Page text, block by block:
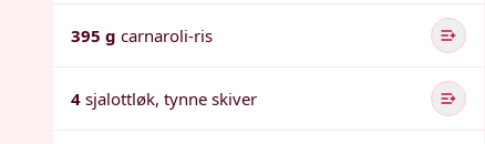
395 g carnaroli-ris
4 sjalottløk, tynne skiver